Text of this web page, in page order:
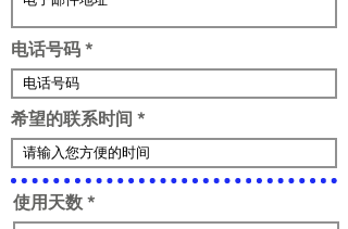
电话号码
希望的联系时间
使用天数